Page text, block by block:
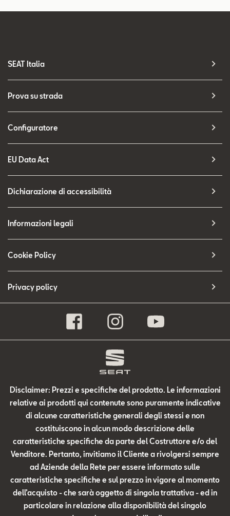
SEAT Italia
Prova su strada
Configuratore
EU Data Act
Dichiarazione di accessibilità
Informazioni legali
Cookie Policy
Privacy policy
Disclaimer: Prezzi e specifiche del prodotto. Le informazioni
relative ai prodotti qui contenute sono puramente indicative
di alcune caratteristiche generali degli stessi e non
costituiscono in alcun modo descrizione delle
caratteristiche specifiche da parte del Costruttore e/o del
Venditore. Pertanto, invitiamo il Cliente a rivolgersi sempre
ad Aziende della Rete per essere informato sulle
caratteristiche specifiche e sul prezzo in vigore al momento
dell’acquisto - che sarà oggetto di singola trattativa - ed in
particolare in relazione alla disponibilità del singolo